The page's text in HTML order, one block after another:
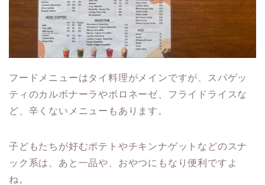
フードメニューはタイ料理がメインですが、スパゲッ
ティのカルボナーラやボロネーゼ、フライドライスな
ど、辛くないメニューもあります。
子どもたちが好むポテトやチキンナゲットなどのスナ
ック系は、あと一品や、おやつにもなり便利ですよ
ね。